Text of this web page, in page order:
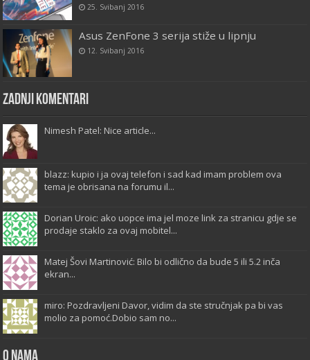
25. Svibanj 2016
Asus ZenFone 3 serija stiže u lipnju
12. Svibanj 2016
Zadnji komentari
Nimesh Patel: Nice article...
blazz: kupio i ja ovaj telefon i sad kad imam problem ova
tema je obrisana na forumu il...
Dorian Uroic: ako uopce ima jel moze link za stranicu gdje se
prodaje staklo za ovaj mobitel...
Matej Šovi Martinović: Bilo bi odlično da bude 5 ili 5.2 inča
ekran...
miro: Pozdravljeni Davor, vidim da ste stručnjak pa bi vas
molio za pomoć.Dobio sam no...
O Nama